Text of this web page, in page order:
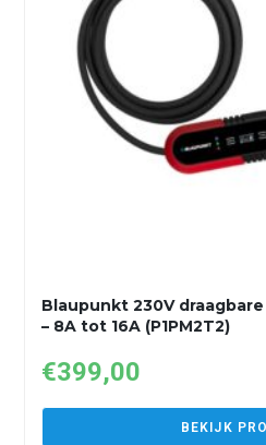
Blaupunkt 230V draagbare
– 8A tot 16A (P1PM2T2)
€399,00
BEKIJK